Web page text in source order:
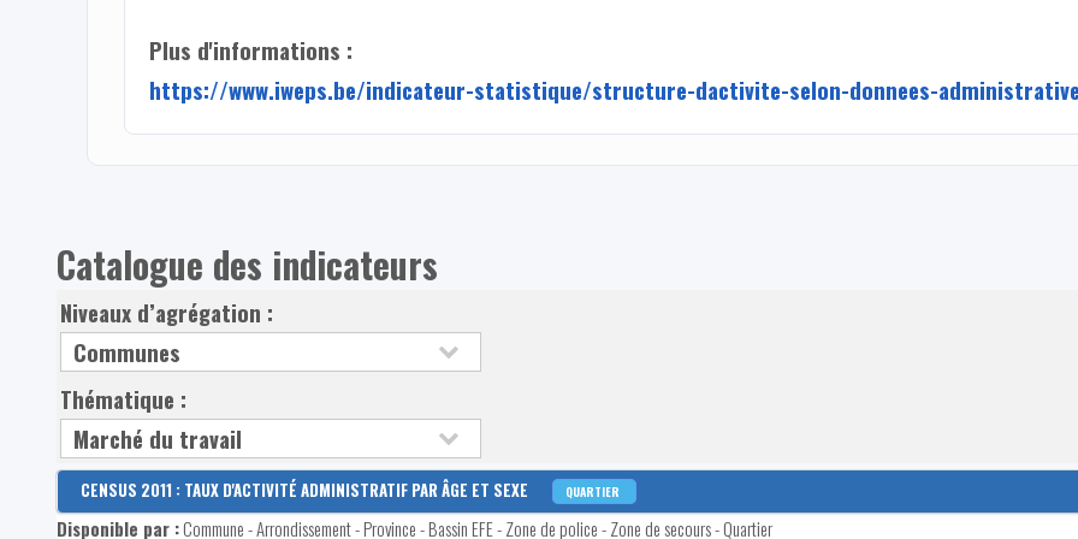
Plus d'informations :
https://www.iweps.be/indicateur-statistique/structure-dactivite-selon-donnees-
Catalogue des indicateurs
Niveaux d’agrégation :
Thématique :
CENSUS 2011 : TAUX D'ACTIVITÉ ADMINISTRATIF PAR ÂGE ET SEXE QUARTIER
Disponible par :Commune - Arrondissement - Province - Bassin EFE - Zone de police - Zone de secours - Quartier